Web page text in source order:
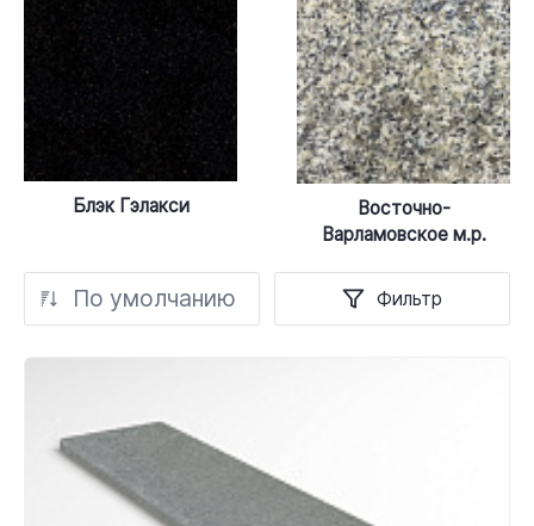
Блэк Гэлакси
Восточно-
Варламовское м.р.
По умолчанию Фильтр